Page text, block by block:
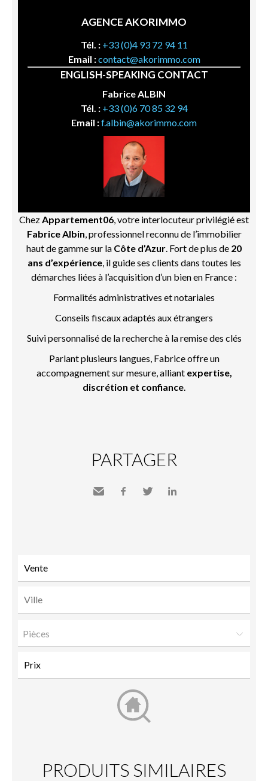
AGENCE AKORIMMO
Tél. : +33 (0)4 93 72 94 11
Email :contact@akorimmo.com
ENGLISH-SPEAKING CONTACT
Fabrice ALBIN
Tél. : +33 (0)6 70 85 32 94
Email :f.albin@akorimmo.com
ChezAppartement06, votre interlocuteur privilégié est
Fabrice Albin, professionnel reconnu de l’immobilier
haut de gamme sur la Côte d’Azur. Fort de plus de 20
ans d’expérience, il guide ses clients dans toutes les
démarches liées à l’acquisition d’un bien en France :
Formalités administratives et notariales
Conseils fiscaux adaptés aux étrangers
Suivi personnalisé de la recherche à la remise des clés
Parlant plusieurs langues, Fabrice offre un
accompagnement sur mesure, alliant expertise,
discrétion et confiance.
PARTAGER
Pièces
PRODUITS SIMILAIRES